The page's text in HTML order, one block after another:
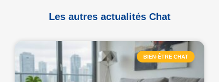
Les autres actualités Chat
BIEN-ÊTRE CHAT